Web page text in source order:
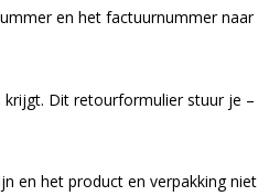
en het factuurnummer naar
Dit retourformulier stuur je –
en het product en verpakking niet